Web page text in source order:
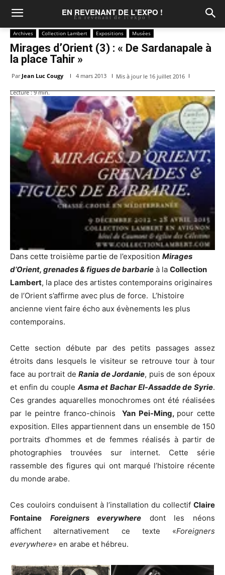
EN REVENANT DE L'EXPO !
En revenant de l\'expo !
Archives Collection Lambert Expositions Musées
Mirages d’Orient (3) : « De Sardanapale à
la place Tahir »
Par Jean Luc Cougy 4 mars 2013 Mis à jour le 16 juillet 2016
Lecture :9min.
Dans cette troisième partie de l’exposition Mirages
d’Orient, grenades & figues de barbarie à la Collection
Lambert, la place des artistes contemporains originaires
de l’Orient s’affirme avec plus de force. L’histoire
ancienne vient faire écho aux évènements les plus
contemporains.
Cette section débute par des petits passages assez
étroits dans lesquels le visiteur se retrouve tour à tour
face au portrait de Rania de Jordanie, puis de son époux
et enfin du couple Asma et Bachar El-Assadde de Syrie.
Ces grandes aquarelles monochromes ont été réalisées
par le peintre franco-chinoisYan Pei-Ming, pour cette
exposition. Elles appartiennent dans un ensemble de 150
portraits d’hommes et de femmes réalisés à partir de
photographies trouvées sur internet. Cette série
rassemble des figures qui ont marqué l’histoire récente
du monde arabe.
Ces couloirs conduisent à l’installation du collectif Claire
Fontaine
Foreigners everywhere dont les néons
affichent alternativement ce texte «Foreigners
everywhere» en arabe et hébreu.